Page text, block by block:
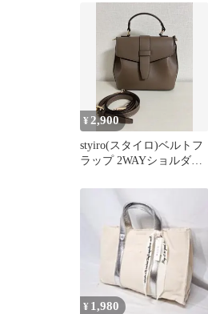
¥ 2,900
styiro(スタイロ)ベルトフ
ラップ 2WAYショルダー
¥ 1,980